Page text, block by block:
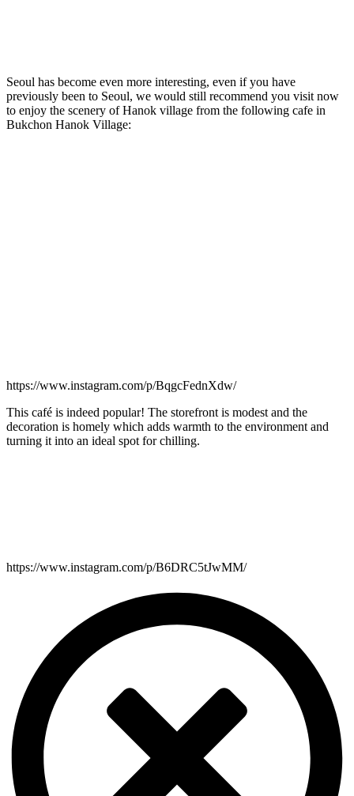
Seoul has become even more interesting, even if you have
previously been to Seoul, we would still recommend you visit now
to enjoy the scenery of Hanok village from the following cafe in
Bukchon Hanok Village:
https://www.instagram.com/p/BqgcFednXdw/
This café is indeed popular! The storefront is modest and the
decoration is homely which adds warmth to the environment and
turning it into an ideal spot for chilling.
https://www.instagram.com/p/B6DRC5tJwMM/